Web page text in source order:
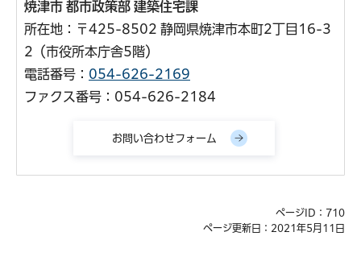
焼津市 都市政策部 建築住宅課
所在地：〒425-8502 静岡県焼津市本町2丁目16-3
2（市役所本庁舎5階）
電話番号： 054-626-2169
ファクス番号：054-626-2184
ページID：710
ページ更新日：2021年5月11日